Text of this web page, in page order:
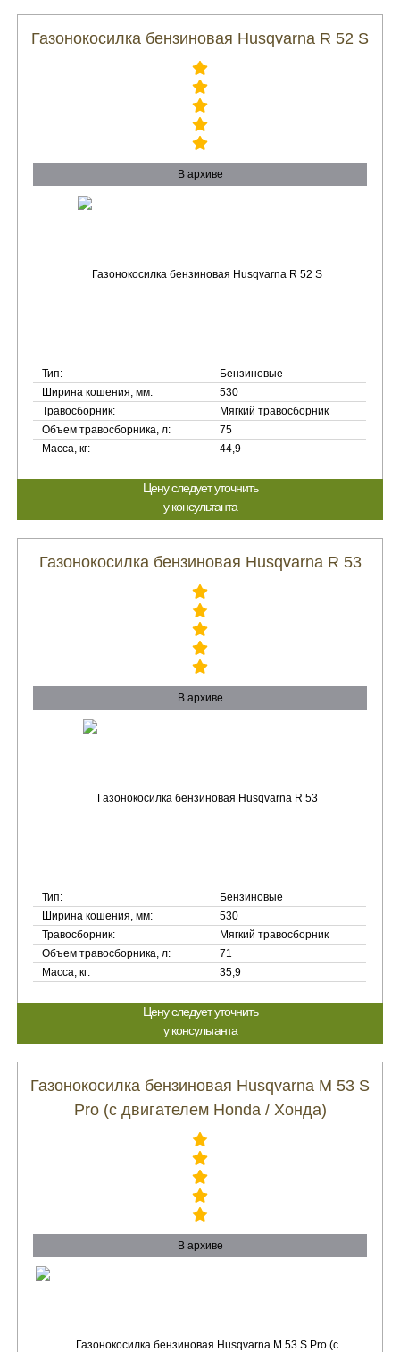
Газонокосилка бензиновая Husqvarna R 52 S
В архиве
Тип:
Бензиновые
Ширина кошения, мм:
530
Травосборник:
Мягкий травосборник
Объем травосборника, л:
75
Масса, кг:
44,9
Цену следует уточнить
у консультанта
Газонокосилка бензиновая Husqvarna R 53
В архиве
Тип:
Бензиновые
Ширина кошения, мм:
530
Травосборник:
Мягкий травосборник
Объем травосборника, л:
71
Масса, кг:
35,9
Цену следует уточнить
у консультанта
Газонокосилка бензиновая Husqvarna M 53 S
Pro (с двигателем Honda / Хонда)
В архиве